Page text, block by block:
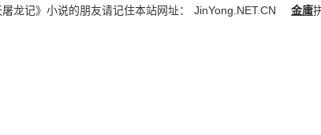
龙记》小说的朋友请记住本站网址： JinYong.NET.CN 金庸